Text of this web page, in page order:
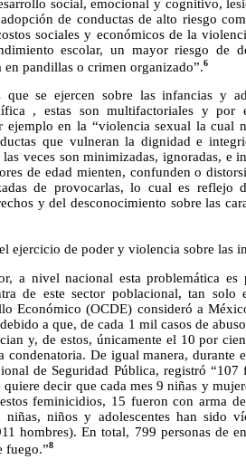
social, emocional y cognitivo,
de conductas de alto riesgo
sociales y económicos de la
escolar, un mayor riesgo de
en pandillas o crimen organizado”.6
se ejercen sobre las infancias y
, estas son multifactoriales y por
ejemplo en la “violencia sexual la cual
que vulneran la dignidad e
veces son minimizadas, ignoradas, e
de edad mienten, confunden o
de provocarlas, lo cual es reflejo
y del desconocimiento sobre las
ejercicio de poder y violencia sobre las
a nivel nacional esta problemática es
de este sector poblacional, tan
Económico (OCDE) consideró a
a que, de cada 1 mil casos de
y, de estos, únicamente el 10 por
condenatoria. De igual manera, durante
de Seguridad Pública, registró
decir que cada mes 9 niñas y
feminicidios, 15 fueron con arma
niños y adolescentes han sido
hombres). En total, 799 personas de
fuego.”8